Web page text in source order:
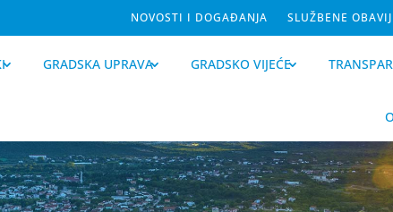
NOVOSTI I DOGAĐANJA SLUŽBENE
GRADSKA UPRAVA GRADSKO VIJEĆE